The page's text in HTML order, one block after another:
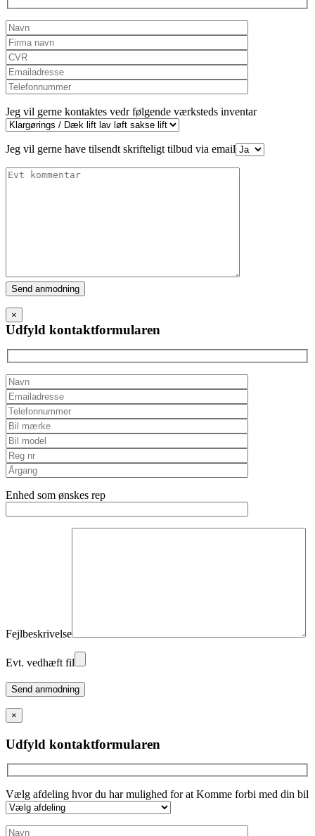
Jeg vil gerne kontaktes vedr følgende værksteds inventar
Jeg vil gerne have tilsendt skrifteligt tilbud via email
Please
leave
this
field
empty.
×
Udfyld kontaktformularen
Enhed som ønskes rep
Fejlbeskrivelse
Evt. vedhæft fil
Please
leave
this
field
empty.
×
Udfyld kontaktformularen
Vælg afdeling hvor du har mulighed for at Komme forbi med din bil